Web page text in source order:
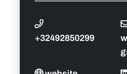
+32492850299